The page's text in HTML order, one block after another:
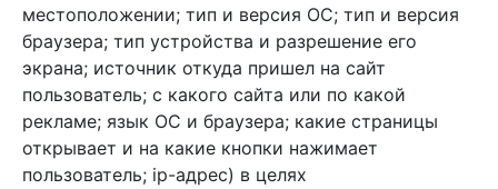
Арбен текстиль г. Щелково, пер.
1-й Советский д.25, владение 2.
местоположении; тип и версия ОС; тип и версия
браузера; тип устройства и разрешение его
экрана; источник откуда пришел на сайт
пользователь; с какого сайта или по какой
рекламе; язык ОС и браузера; какие страницы
открывает и на какие кнопки нажимает
пользователь; ip-адрес) в целях